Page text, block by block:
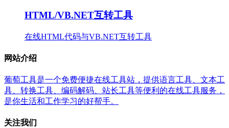
HTML/VB.NET互转工具
在线HTML代码与VB.NET互转工具
网站介绍
葡萄工具是一个免费便捷在线工具站，提供语言工具、文本工
具、转换工具、编码解码、站长工具等便利的在线工具服务，
是你生活和工作学习的好帮手。
关注我们